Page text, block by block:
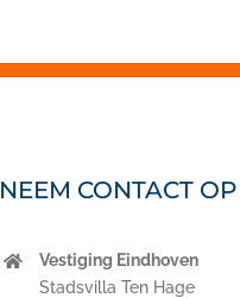
NEEM CONTACT OP
Vestiging Eindhoven
Stadsvilla Ten Hage